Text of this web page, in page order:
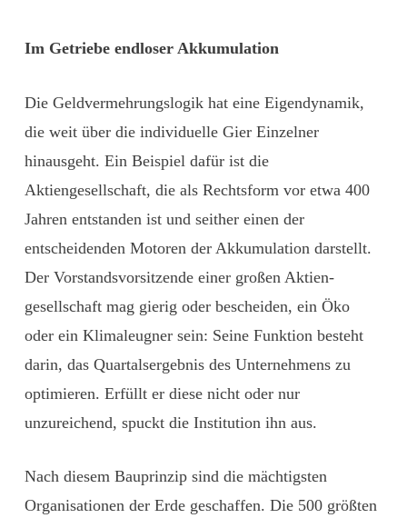
Im Getriebe endloser Akkumulation
Die Geldvermehrungslogik hat eine Eigendynamik,
die weit über die individuelle Gier Einzelner
hinausgeht. Ein Beispiel dafür ist die
Aktiengesellschaft, die als Rechtsform vor etwa 400
Jahren entstanden ist und seither einen der
entscheidenden Motoren der Akkumulation darstellt.
Der Vorstandsvorsitzende einer großen Aktien­
gesellschaft mag gierig oder bescheiden, ein Öko
oder ein Klimaleugner sein: Seine Funktion besteht
darin, das Quartalsergebnis des Unternehmens zu
optimieren. Erfüllt er diese nicht oder nur
unzureichend, spuckt die Institution ihn aus.
Nach diesem Bauprinzip sind die mächtigsten
Organisationen der Erde geschaffen. Die 500 größten